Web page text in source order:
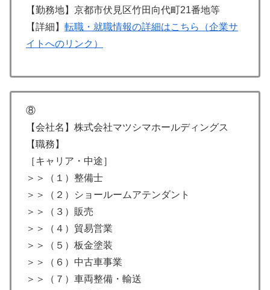
【勤務地】京都市伏⾒区⽵⽥向代町21番地等
【詳細】 転職・就職情報の詳細はこちら（企業サ
イトへのリンク）
⑧
【会社名】株式会社マツシマホールディングス
【職務】
［キャリア・中途］
＞＞（１）整備士
＞＞（２）ショールームアテンダント
＞＞（３）販売
＞＞（４）貿易営業
＞＞（５）板金塗装
＞＞（６）中古車事業
＞＞（７）車両整備・輸送